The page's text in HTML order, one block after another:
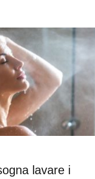
lavare i